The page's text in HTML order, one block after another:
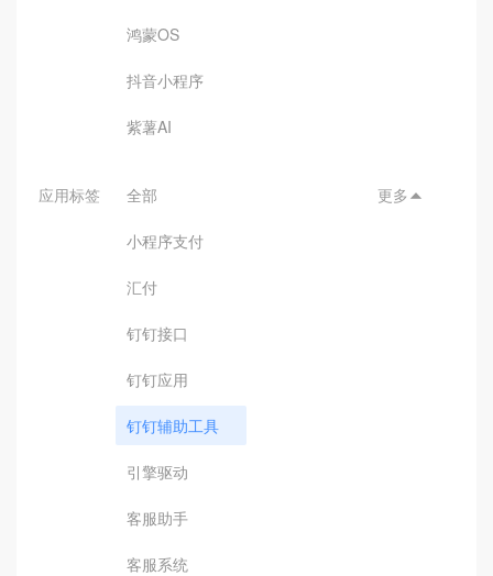
鸿蒙OS
抖音小程序
紫薯AI
应用标签 全部
小程序支付
汇付
钉钉接口
钉钉应用
钉钉辅助工具
引擎驱动
客服助手
客服系统
更多 